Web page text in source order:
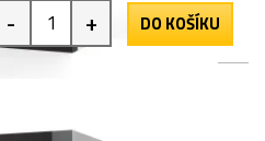
- + DO KOŠÍKU